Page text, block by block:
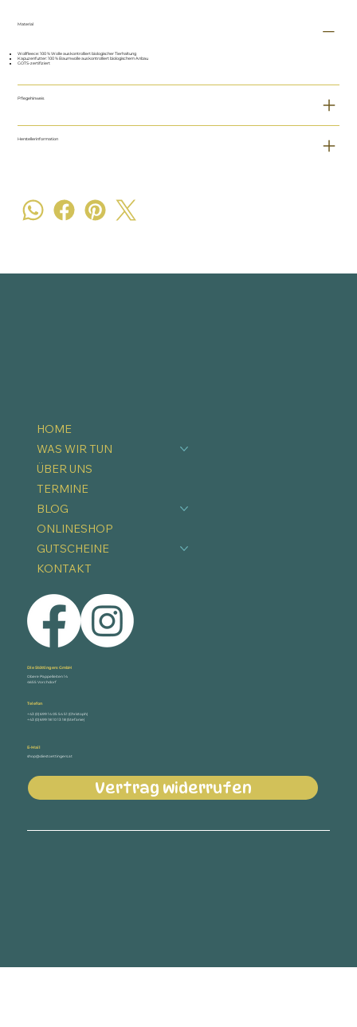
Material
Wollfleece: 100 % Wolle aus kontrolliert biologischer Tierhaltung
Kapuzenfutter: 100 % Baumwolle aus kontrolliert biologischem Anbau
GOTS-zertifiziert
Pflegehinweis
Herstellerinformation
HOME
WAS WIR TUN
ÜBER UNS
TERMINE
BLOG
ONLINESHOP
GUTSCHEINE
KONTAKT
Die Stöttingers GmbH
Obere Pappelleiten 14
4655 Vorchdorf
Telefon
+43 (0) 699 14 05 54 51 (Christoph)
+43 (0) 699 18 10 13 18 (Stefanie)
E-Mail
shop@diestoettingers.at
Vertrag widerrufen